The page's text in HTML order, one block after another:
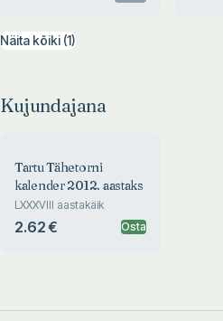
Näita kõiki (1)
Kujundajana
Tartu Tähetorni
kalender 2012. aastaks
LXXXVIII aastakäik
2.62 € Osta